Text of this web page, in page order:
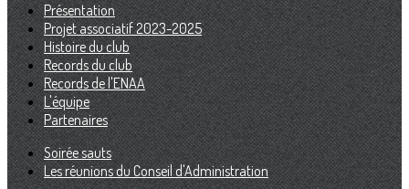
Présentation
Projet associatif 2023-2025
Histoire du club
Records du club
Records de l'ENAA
L'équipe
Partenaires
Soirée sauts
Les réunions du Conseil d'Administration